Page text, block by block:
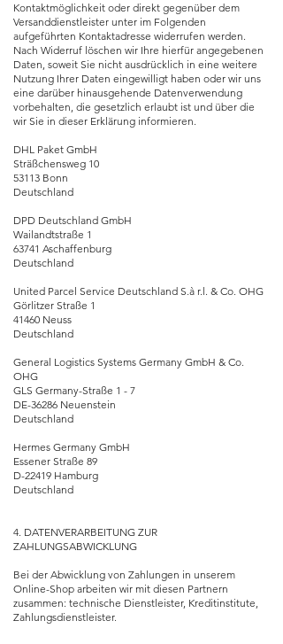
Kontaktmöglichkeit oder direkt gegenüber dem
Versanddienstleister unter im Folgenden
aufgeführten Kontaktadresse widerrufen werden.
Nach Widerruf löschen wir Ihre hierfür angegebenen
Daten, soweit Sie nicht ausdrücklich in eine weitere
Nutzung Ihrer Daten eingewilligt haben oder wir uns
eine darüber hinausgehende Datenverwendung
vorbehalten, die gesetzlich erlaubt ist und über die
wir Sie in dieser Erklärung informieren.
DHL Paket GmbH
Sträßchensweg 10
53113 Bonn
Deutschland
DPD Deutschland GmbH
Wailandtstraße 1
63741 Aschaffenburg
Deutschland
United Parcel Service Deutschland S.à r.l. & Co. OHG
Görlitzer Straße 1
41460 Neuss
Deutschland
General Logistics Systems Germany GmbH & Co.
OHG
GLS Germany-Straße 1 - 7
DE-36286 Neuenstein
Deutschland
Hermes Germany GmbH
Essener Straße 89
D-22419 Hamburg
Deutschland
4. DATENVERARBEITUNG ZUR
ZAHLUNGSABWICKLUNG
Bei der Abwicklung von Zahlungen in unserem
Online-Shop arbeiten wir mit diesen Partnern
zusammen: technische Dienstleister, Kreditinstitute,
Zahlungsdienstleister.